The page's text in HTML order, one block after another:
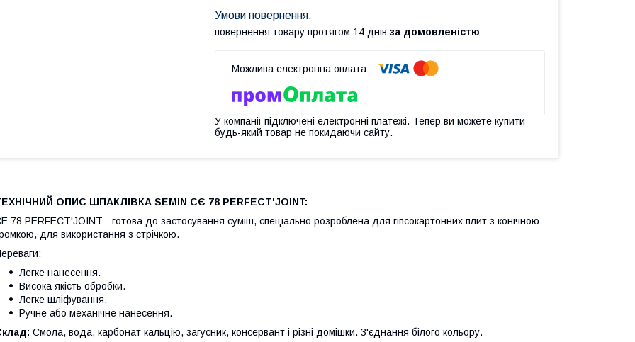
повернення товару протягом 14 днів за домовленістю
У компанії підключені електронні платежі. Тепер ви можете купити
будь-який товар не покидаючи сайту.
ОПИС ШПАКЛІВКА SEMIN CЄ 78 PERFECT'JOINT:
78 PERFECT'JOINT - готова до застосування суміш, спеціально розроблена для гіпсокартонних плит з конічною
для використання з стрічкою.
Легке нанесення.
Висока якість обробки.
Легке шліфування.
Ручне або механічне нанесення.
Смола, вода, карбонат кальцію, загусник, консервант і різні домішки. З'єднання білого кольору.